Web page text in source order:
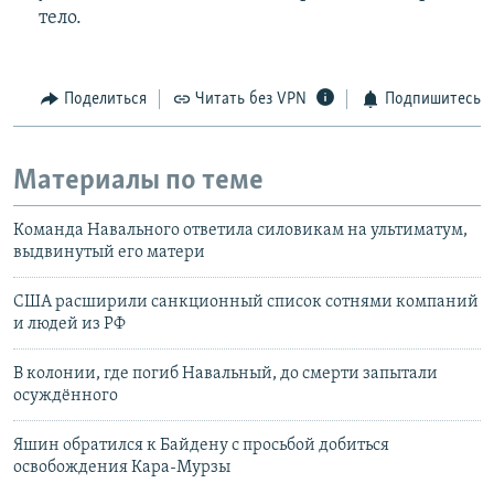
тело.
Поделиться Читать без VPN Подпишитесь
Материалы по теме
Команда Навального ответила силовикам на ультиматум,
выдвинутый его матери
США расширили санкционный список сотнями компаний
и людей из РФ
В колонии, где погиб Навальный, до смерти запытали
осуждённого
Яшин обратился к Байдену с просьбой добиться
освобождения Кара-Мурзы